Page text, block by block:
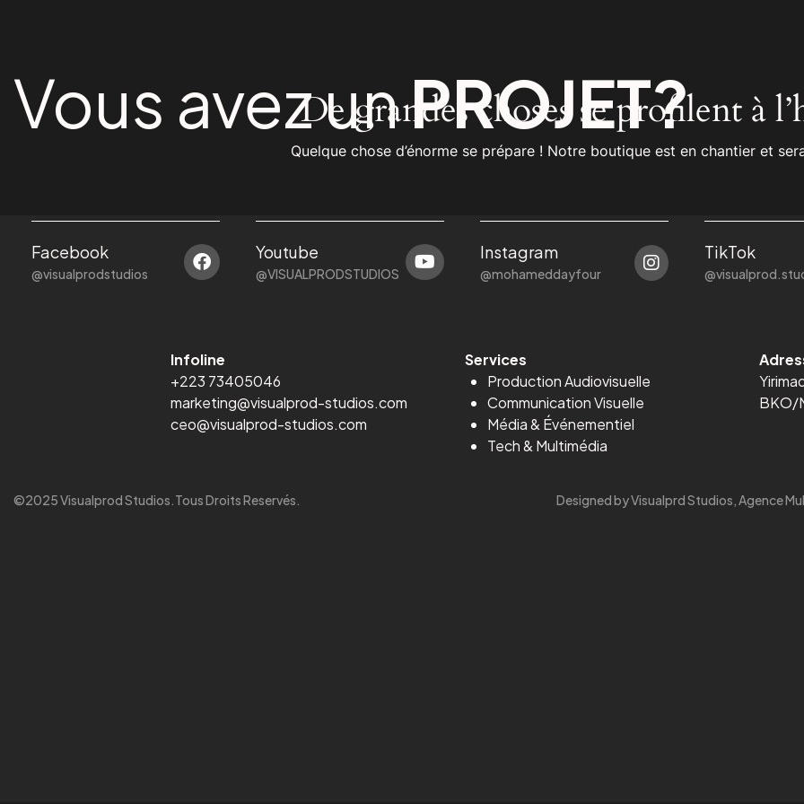
De grandes choses se profilent à
Quelque chose d’énorme se prépare ! Notre boutique est en chantier et
Vous avez unPROJET?
Facebook
@visualprodstudios
Youtube
@VISUALPRODSTUDIOS
Instagram
@mohameddayfour
TikTok
Infoline
+223 73405046
marketing@visualprod-studios.com
ceo@visualprod-studios.com
Services
Production Audiovisuelle
Communication Visuelle
Média& Événementiel
Tech & Multimédia
BKO/
©2025 Visualprod Studios.Tous Droits Reservés. Designed by Visualprd Studios, Agence